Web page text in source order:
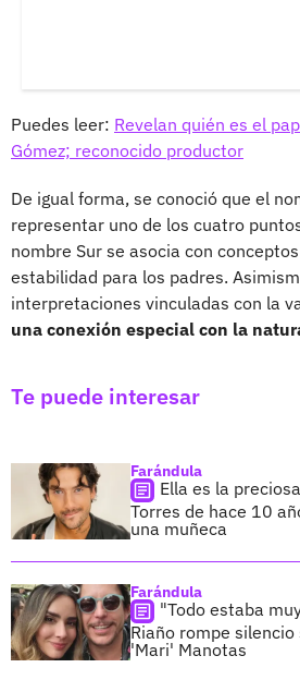
Puedes leer: Revelan quién es el
Gómez; reconocido productor
De igual forma, se conoció que el
representar uno de los cuatro
nombre Sur se asocia con
estabilidad para los padres.
interpretaciones vinculadas con la
una conexión especial con la
Te puede interesar
Farándula
Ella es la
Torres de hace 10
una muñeca
Farándula
"Todo estaba
Riaño rompe
'Mari' Manotas